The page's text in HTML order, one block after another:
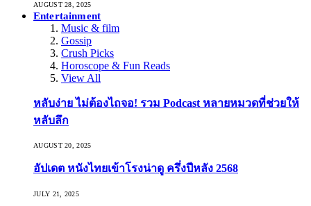
AUGUST 28, 2025
Entertainment
Music & film
Gossip
Crush Picks
Horoscope & Fun Reads
View All
หลับง่าย ไม่ต้องไถจอ! รวม Podcast หลายหมวดที่ช่วยให้
หลับลึก
AUGUST 20, 2025
อัปเดต หนังไทยเข้าโรงน่าดู ครึ่งปีหลัง 2568
JULY 21, 2025